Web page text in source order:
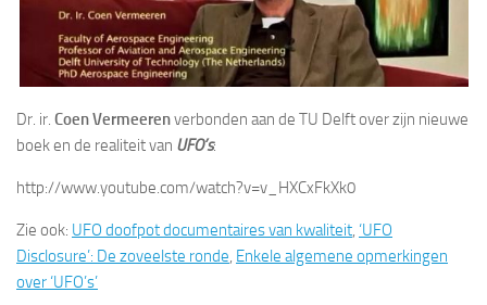
Dr. ir. Coen Vermeerenverbonden aan de TU Delft over zijn nieuwe
boek en de realiteit van UFO’s:
http://www.youtube.com/watch?v=v_HXCxFkXk0
Zie ook: UFO doofpot documentaires van kwaliteit, ‘UFO
Disclosure’: De zoveelste ronde, Enkele algemene opmerkingen
over ‘UFO’s’